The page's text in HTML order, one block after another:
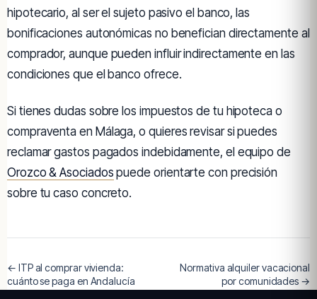
hipotecario, al ser el sujeto pasivo el banco, las
bonificaciones autonómicas no benefician directamente al
comprador, aunque pueden influir indirectamente en las
condiciones que el banco ofrece.
Si tienes dudas sobre los impuestos de tu hipoteca o
compraventa en Málaga, o quieres revisar si puedes
reclamar gastos pagados indebidamente, el equipo de
Orozco & Asociados puede orientarte con precisión
sobre tu caso concreto.
← ITP al comprar vivienda:
cuánto se paga en Andalucía
Normativa alquiler vacacional
por comunidades →